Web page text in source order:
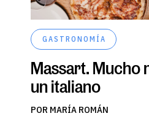
GASTRONOMÍA
Massart. Mucho
un italiano
POR MARÍA ROMÁN